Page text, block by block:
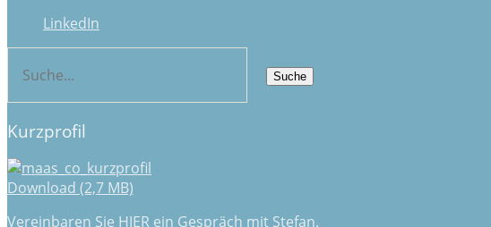
LinkedIn
Kurzprofil
Download (2,7 MB)
Vereinbaren Sie HIER ein Gespräch mit Stefan.